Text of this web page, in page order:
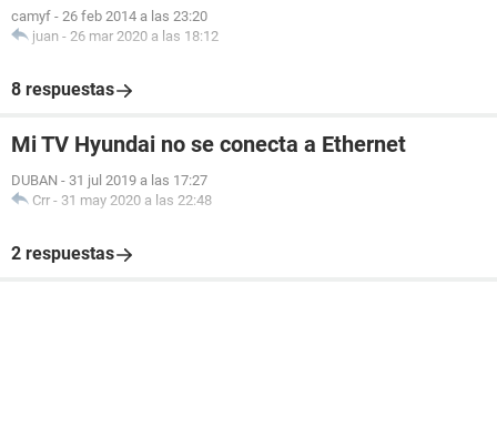
camyf - 26 feb 2014 a las 23:20
juan - 26 mar 2020 a las 18:12
8 respuestas
Mi TV Hyundai no se conecta a Ethernet
DUBAN - 31 jul 2019 a las 17:27
Crr - 31 may 2020 a las 22:48
2 respuestas